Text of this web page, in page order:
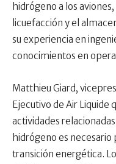
hidrógeno a los
licuefacción y el
su experiencia en
conocimientos en
Matthieu Giard,
Ejecutivo de Air Liquide
actividades
hidrógeno es
transición energética.